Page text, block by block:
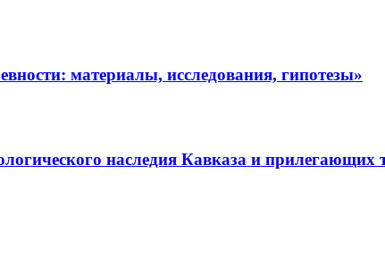
материалы, исследования, гипотезы»
наследия Кавказа и